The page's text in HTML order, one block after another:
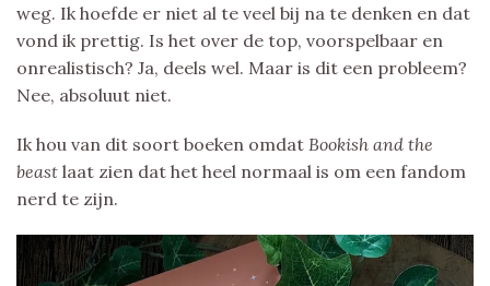
weg. Ik hoefde er niet al te veel bij na te denken en dat
vond ik prettig. Is het over de top, voorspelbaar en
onrealistisch? Ja, deels wel. Maar is dit een probleem?
Nee, absoluut niet.
Ik hou van dit soort boeken omdat Bookish and the
beast laat zien dat het heel normaal is om een fandom
nerd te zijn.